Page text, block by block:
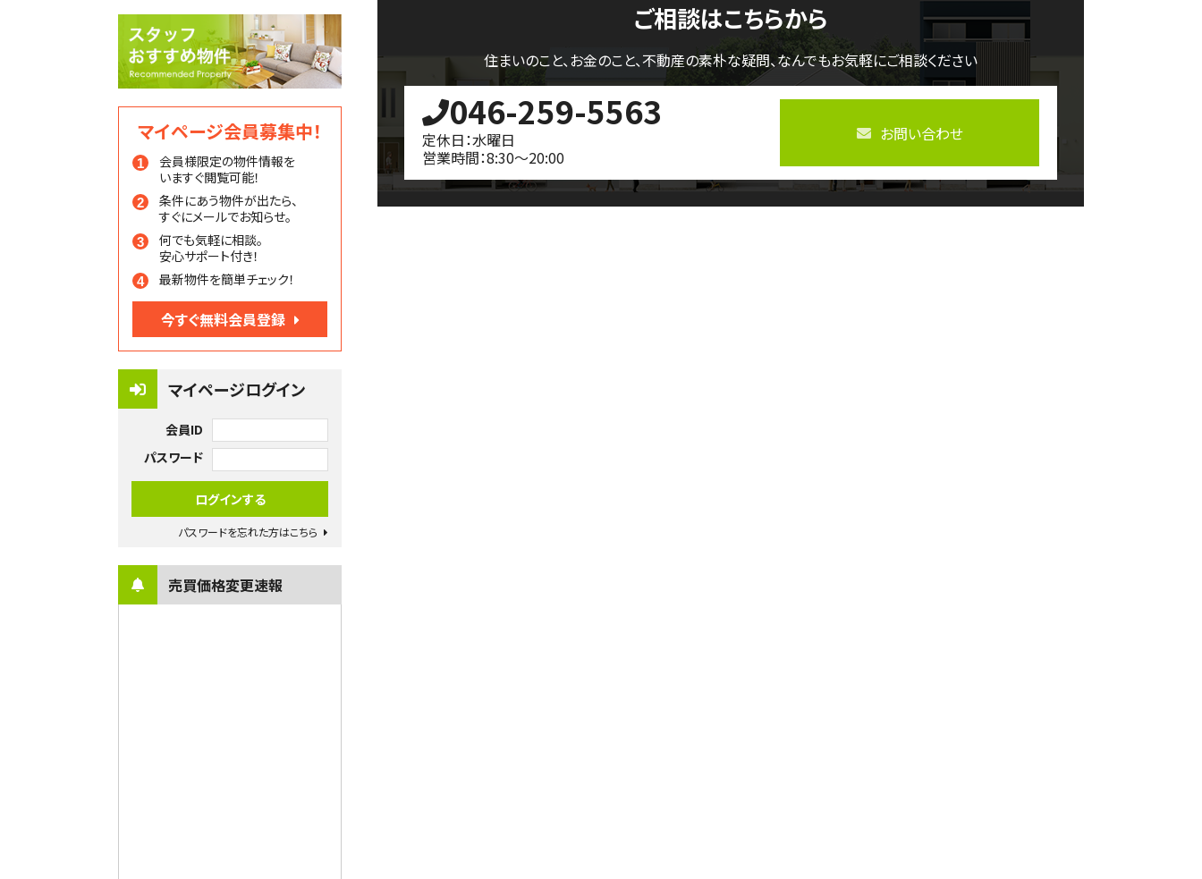
マイページ会員募集中！
会員様限定の物件情報を
いますぐ閲覧可能！
条件にあう物件が出たら、
すぐにメールでお知らせ。
何でも気軽に相談。
安心サポート付き！
最新物件を簡単チェック！
今すぐ無料会員登録
マイページログイン
会員ID
パスワード
パスワードを忘れた方はこちら
売買価格変更速報
ご相談はこちらから
住まいのこと、お金のこと、不動産の素朴な疑問、なんでもお気軽にご相談ください
046-259-5563
定休日：水曜日
営業時間：8:30～20:00
お問い合わせ